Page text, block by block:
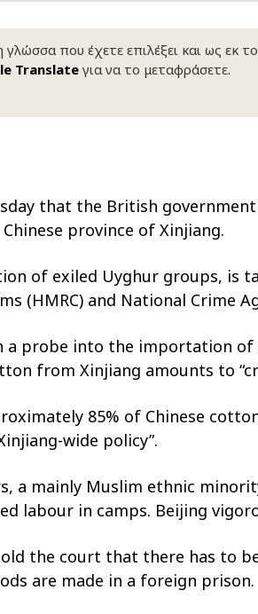
που έχετε επιλέξει και ως εκ
Translateγια να το μεταφράσετε.
that the British
province of Xinjiang.
of exiled Uyghur groups, is
(HMRC) and National Crime
a probe into the importation
from Xinjiang amounts to
85% of Chinese
wide policy”.
a mainly Muslim ethnic
labour in camps. Beijing
the court that there has to
are made in a foreign prison.